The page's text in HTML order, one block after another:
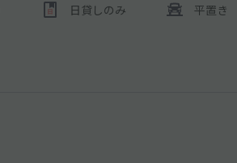
日貸しのみ 平置き